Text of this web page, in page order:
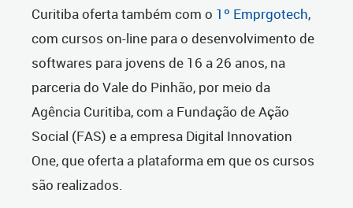
Curitiba oferta também com o 1º Emprgotech,
com cursos on-line para o desenvolvimento de
softwares para jovens de 16 a 26 anos, na
parceria do Vale do Pinhão, por meio da
Agência Curitiba, com a Fundação de Ação
Social (FAS) e a empresa Digital Innovation
One, que oferta a plataforma em que os cursos
são realizados.